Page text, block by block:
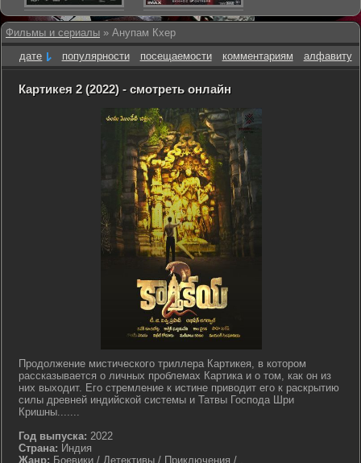
Фильмы и сериалы » Анупам Кхер
дате
популярности посещаемости комментариям алфавиту
Картикея 2 (2022) - смотреть онлайн
Продолжение мистического триллера Картикея, в котором
рассказывается о личных проблемах Картика и о том, как он из
них выходит. Его стремление к истине приводит его к раскрытию
силы древней индийской системы и Татвы Господа Шри
Кришны.......
Год выпуска: 2022
Страна: Индия
Жанр: Боевики / Детективы / Приключения / .